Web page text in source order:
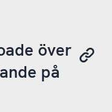
över
på